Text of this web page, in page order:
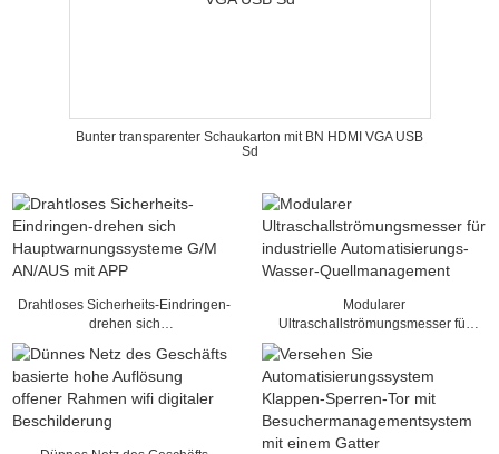
Bunter transparenter Schaukarton mit BN HDMI VGA USB
Sd
Drahtloses Sicherheits-Eindringen-
drehen sich
AN/AUS mit APP
Modularer
Ultraschallströmungsmesser für
Wasser-Quellmanagement